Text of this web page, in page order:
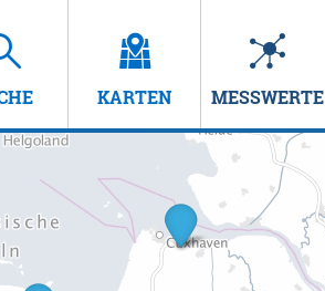
KARTEN MESSWERTE